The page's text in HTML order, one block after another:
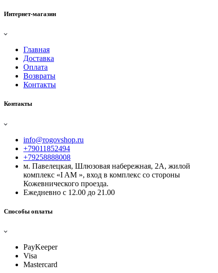
Интернет-магазин
Главная
Доставка
Оплата
Возвраты
Контакты
Контакты
info@rogovshop.ru
+79011852494
+79258888008
м. Павелецкая, Шлюзовая набережная, 2А, жилой
комплекс «I AM », вход в комплекс со стороны
Кожевнического проезда.
Ежедневно с 12.00 до 21.00
Способы оплаты
PayKeeper
Visa
Mastercard